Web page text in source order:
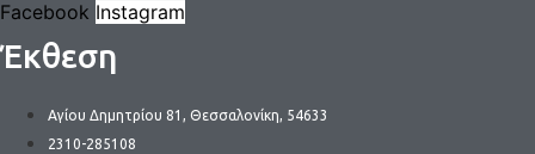
Facebook Instagram
Έκθεση
Αγίου Δημητρίου 81, Θεσσαλονίκη, 54633
2310-285108